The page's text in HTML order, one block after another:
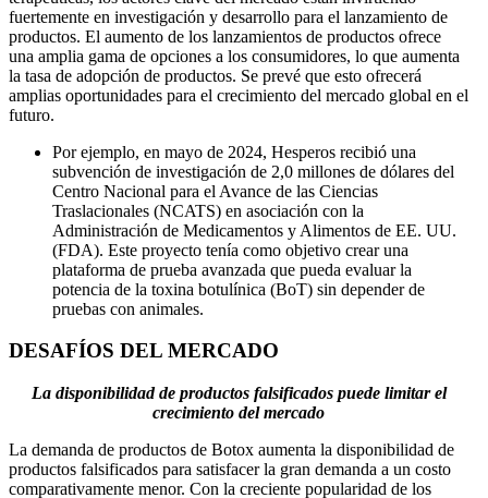
fuertemente en investigación y desarrollo para el lanzamiento de
productos. El aumento de los lanzamientos de productos ofrece
una amplia gama de opciones a los consumidores, lo que aumenta
la tasa de adopción de productos. Se prevé que esto ofrecerá
amplias oportunidades para el crecimiento del mercado global en el
futuro.
Por ejemplo, en mayo de 2024, Hesperos recibió una
subvención de investigación de 2,0 millones de dólares del
Centro Nacional para el Avance de las Ciencias
Traslacionales (NCATS) en asociación con la
Administración de Medicamentos y Alimentos de EE. UU.
(FDA). Este proyecto tenía como objetivo crear una
plataforma de prueba avanzada que pueda evaluar la
potencia de la toxina botulínica (BoT) sin depender de
pruebas con animales.
DESAFÍOS DEL MERCADO
La disponibilidad de productos falsificados puede limitar el
crecimiento del mercado
La demanda de productos de Botox aumenta la disponibilidad de
productos falsificados para satisfacer la gran demanda a un costo
comparativamente menor. Con la creciente popularidad de los